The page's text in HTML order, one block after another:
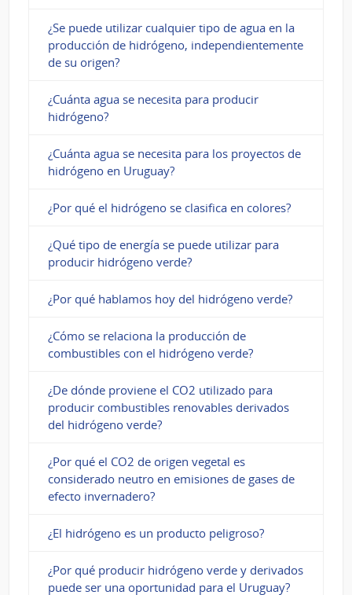
¿Se puede utilizar cualquier tipo de agua en la
producción de hidrógeno, independientemente
de su origen?
¿Cuánta agua se necesita para producir
hidrógeno?
¿Cuánta agua se necesita para los proyectos de
hidrógeno en Uruguay?
¿Por qué el hidrógeno se clasifica en colores?
¿Qué tipo de energía se puede utilizar para
producir hidrógeno verde?
¿Por qué hablamos hoy del hidrógeno verde?
¿Cómo se relaciona la producción de
combustibles con el hidrógeno verde?
¿De dónde proviene el CO2 utilizado para
producir combustibles renovables derivados
del hidrógeno verde?
¿Por qué el CO2 de origen vegetal es
considerado neutro en emisiones de gases de
efecto invernadero?
¿El hidrógeno es un producto peligroso?
¿Por qué producir hidrógeno verde y derivados
puede ser una oportunidad para el Uruguay?